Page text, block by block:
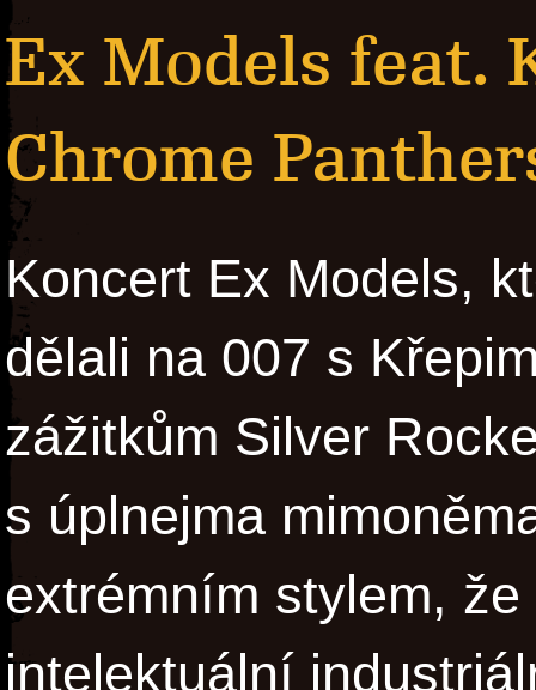
Ex Models feat.
Chrome
Koncert Ex Models,
dělali na 007 s
zážitkům Silver
s úplnejma
extrémním stylem,
intelektuální